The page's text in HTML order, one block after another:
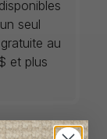
seul
au
et plus